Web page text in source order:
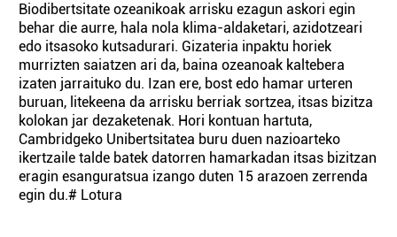
Biodibertsitate ozeanikoak arrisku ezagun askori egin
behar die aurre, hala nola klima-aldaketari, azidotzeari
edo itsasoko kutsadurari. Gizateria inpaktu horiek
murrizten saiatzen ari da, baina ozeanoak kaltebera
izaten jarraituko du. Izan ere, bost edo hamar urteren
buruan, litekeena da arrisku berriak sortzea, itsas bizitza
kolokan jar dezaketenak. Hori kontuan hartuta,
Cambridgeko Unibertsitatea buru duen nazioarteko
ikertzaile talde batek datorren hamarkadan itsas bizitzan
eragin esanguratsua izango duten 15 arazoen zerrenda
egin du.# Lotura